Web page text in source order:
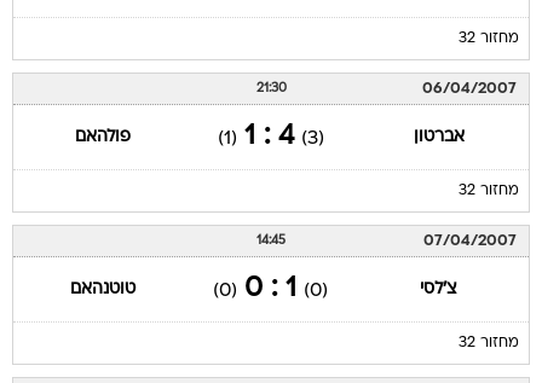
מחזור 32
06/04/2007
21:30
אברטון (3)
4 : 1
(1) פולהאם
מחזור 32
07/04/2007
14:45
צ'לסי (0)
1 : 0
(0) טוטנהאם
מחזור 32